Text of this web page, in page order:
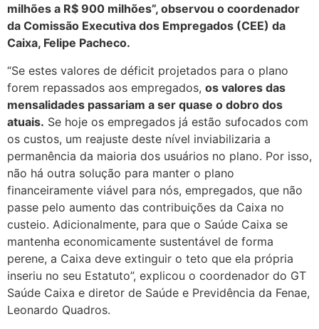
milhões a R$ 900 milhões”, observou o coordenador
da Comissão Executiva dos Empregados (CEE) da
Caixa, Felipe Pacheco.
“Se estes valores de déficit projetados para o plano
forem repassados aos empregados, os valores das
mensalidades passariam a ser quase o dobro dos
atuais. Se hoje os empregados já estão sufocados com
os custos, um reajuste deste nível inviabilizaria a
permanência da maioria dos usuários no plano. Por isso,
não há outra solução para manter o plano
financeiramente viável para nós, empregados, que não
passe pelo aumento das contribuições da Caixa no
custeio. Adicionalmente, para que o Saúde Caixa se
mantenha economicamente sustentável de forma
perene, a Caixa deve extinguir o teto que ela própria
inseriu no seu Estatuto”, explicou o coordenador do GT
Saúde Caixa e diretor de Saúde e Previdência da Fenae,
Leonardo Quadros.